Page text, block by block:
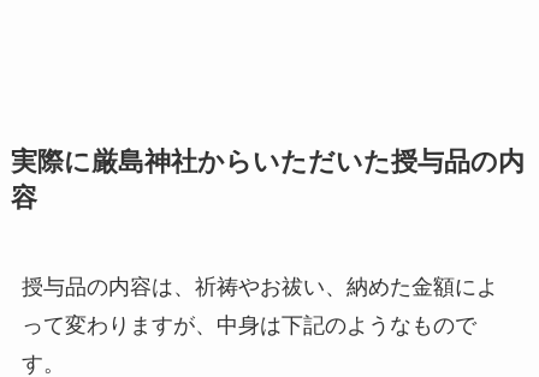
実際に厳島神社からいただいた授与品の内
容
授与品の内容は、祈祷やお祓い、納めた金額によ
って変わりますが、中身は下記のようなもので
す。